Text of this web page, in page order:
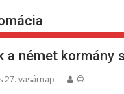
a német kormány
27. vasárnap ©